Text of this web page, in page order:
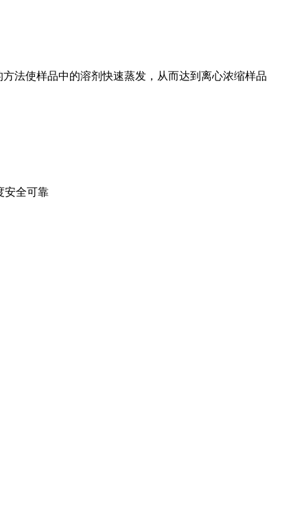
法使样品中的溶剂快速蒸发，从而达到离心浓缩样品
安全可靠